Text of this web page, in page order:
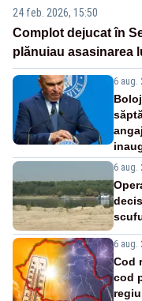
24 feb. 2026, 15:50
Complot dejucat în
plănuiau asasinarea
6 aug.
6 aug.
6 aug.
Cod
cod